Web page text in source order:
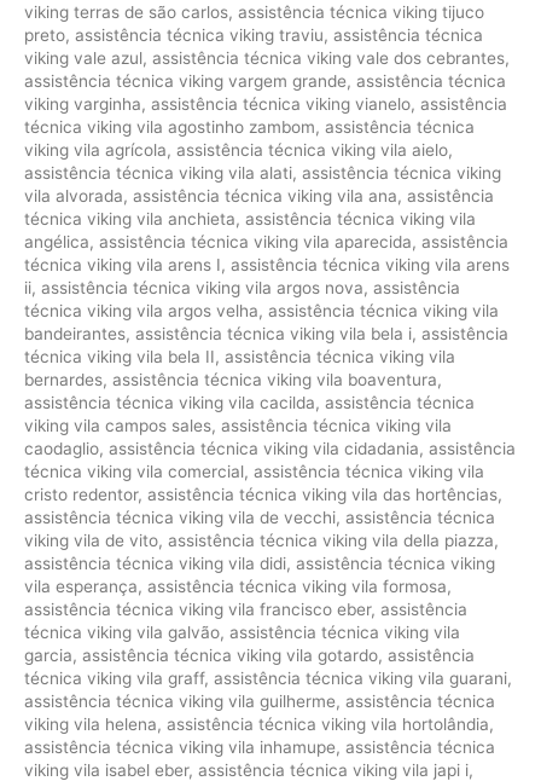
viking terras de são carlos, assistência técnica viking tijuco
preto, assistência técnica viking traviu, assistência técnica
viking vale azul, assistência técnica viking vale dos cebrantes,
assistência técnica viking vargem grande, assistência técnica
viking varginha, assistência técnica viking vianelo, assistência
técnica viking vila agostinho zambom, assistência técnica
viking vila agrícola, assistência técnica viking vila aielo,
assistência técnica viking vila alati, assistência técnica viking
vila alvorada, assistência técnica viking vila ana, assistência
técnica viking vila anchieta, assistência técnica viking vila
angélica, assistência técnica viking vila aparecida, assistência
técnica viking vila arens I, assistência técnica viking vila arens
ii, assistência técnica viking vila argos nova, assistência
técnica viking vila argos velha, assistência técnica viking vila
bandeirantes, assistência técnica viking vila bela i, assistência
técnica viking vila bela II, assistência técnica viking vila
bernardes, assistência técnica viking vila boaventura,
assistência técnica viking vila cacilda, assistência técnica
viking vila campos sales, assistência técnica viking vila
caodaglio, assistência técnica viking vila cidadania, assistência
técnica viking vila comercial, assistência técnica viking vila
cristo redentor, assistência técnica viking vila das hortências,
assistência técnica viking vila de vecchi, assistência técnica
viking vila de vito, assistência técnica viking vila della piazza,
assistência técnica viking vila didi, assistência técnica viking
vila esperança, assistência técnica viking vila formosa,
assistência técnica viking vila francisco eber, assistência
técnica viking vila galvão, assistência técnica viking vila
garcia, assistência técnica viking vila gotardo, assistência
técnica viking vila graff, assistência técnica viking vila guarani,
assistência técnica viking vila guilherme, assistência técnica
viking vila helena, assistência técnica viking vila hortolândia,
assistência técnica viking vila inhamupe, assistência técnica
viking vila isabel eber, assistência técnica viking vila japi i,